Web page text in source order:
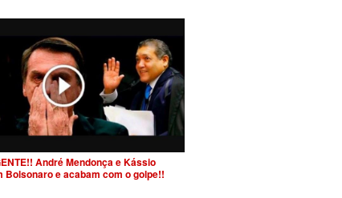
André Mendonça e Kássio
Bolsonaro e acabam com o golpe!!